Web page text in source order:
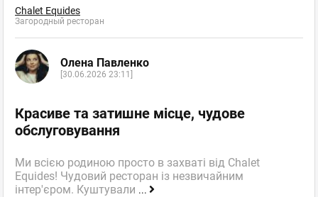
Chalet Equides
Загородный ресторан
Олена Павленко
[30.06.2026 23:11]
Красиве та затишне місце, чудове
обслуговування
Ми всією родиною просто в захваті від Chalet
Equides! Чудовий ресторан із незвичайним
інтер'єром. Куштували ...